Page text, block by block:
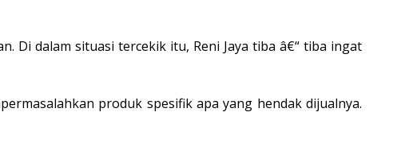
Di dalam situasi tercekik itu, Reni Jaya tiba â€“ tiba ingat
produk spesifik apa yang hendak dijualnya.